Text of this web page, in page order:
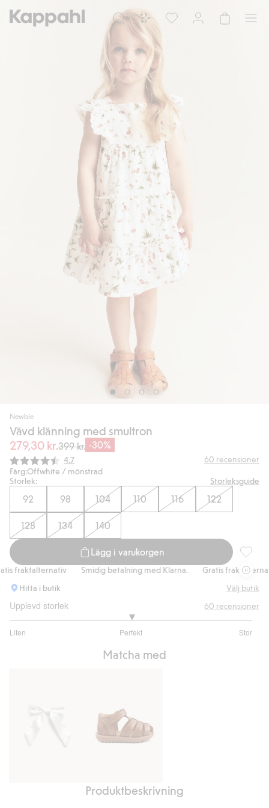
Newbie
Vävd klänning med smultron
279,30 kr.399 kr. -30%
Snittbetyg:
4.7 60 recensioner
Färg:Offwhite / mönstrad
Storlek:
Storleksguide
92 98 104 110 116 122
128 134 140
Lägg i varukorgen
Vävd
fraktalternativ Smidig betalning med Klarna.
Gratis fraktalternativ
Hitta i butik
Välj butik
Upplevd storlek
Liten Perfekt Stor
utav
60 recensioner
Matcha med
Sandal
Produktbeskrivning